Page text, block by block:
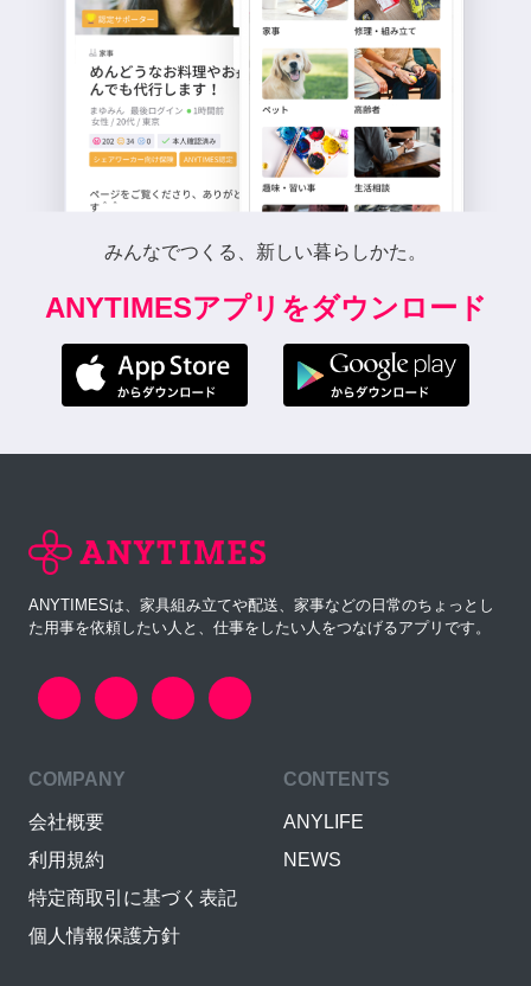
みんなでつくる、新しい暮らしかた。
ANYTIMESアプリをダウンロード
ANYTIMESは、家具組み立てや配送、家事などの日常のちょっとし
た用事を依頼したい人と、仕事をしたい人をつなげるアプリです。
COMPANY
会社概要
利用規約
特定商取引に基づく表記
個人情報保護方針
CONTENTS
ANYLIFE
NEWS